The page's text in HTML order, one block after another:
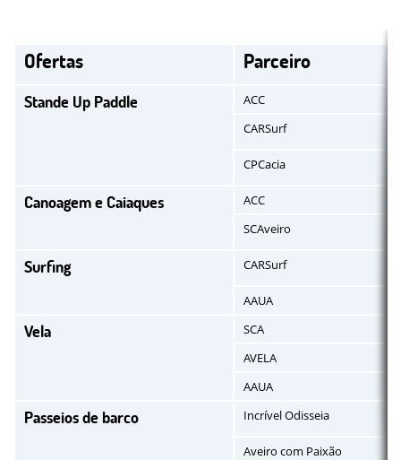
Ofertas Parceiro
Stande Up Paddle
ACC
CARSurf
CPCacia
Canoagem e Caiaques
ACC
SCAveiro
Surfing CARSurf
AAUA
Vela
SCA
AVELA
AAUA
Passeios de barco Incrível Odisseia
Aveiro com Paixão